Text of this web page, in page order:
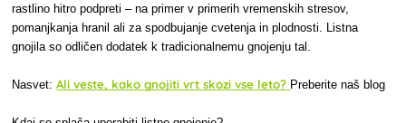
rastlino hitro podpreti – na primer v primerih vremenskih stresov,
pomanjkanja hranil ali za spodbujanje cvetenja in plodnosti. Listna
gnojila so odličen dodatek k tradicionalnemu gnojenju tal.
Nasvet:Ali veste, kako gnojiti vrt skozi vse leto? Preberite naš blog